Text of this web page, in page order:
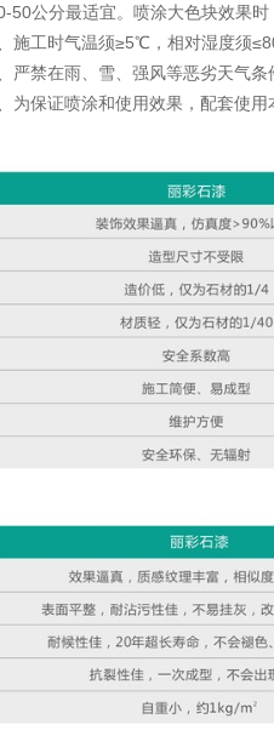
50公分最适宜。喷涂大色块效果时
施工时气温须≥5℃，相对湿度须
严禁在雨、雪、强风等恶劣天气
为保证喷涂和使用效果，配套使用